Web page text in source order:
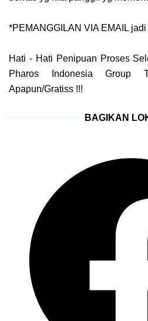
*PEMANGGILAN VIA EMAIL
Hati - Hati Penipuan Proses
Pharos Indonesia Group
Apapun/Gratiss !!!
BAGIKAN